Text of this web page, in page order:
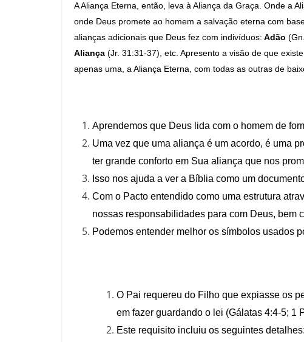
A Aliança Eterna, então, leva à Aliança da Graça. Onde a
onde Deus promete ao homem a salvação eterna com
alianças adicionais que Deus fez com indivíduos: Adão
Aliança (Jr. 31:31-37), etc. Apresento a visão de que
apenas uma, a Aliança Eterna, com todas as outras de
Aprendemos que Deus lida com o homem de
Uma vez que uma aliança é um acordo, é uma
ter grande conforto em Sua aliança que nos
Isso nos ajuda a ver a Bíblia como um
Com o Pacto entendido como uma estrutura
nossas responsabilidades para com Deus, bem
Podemos entender melhor os símbolos usados
O Pai requereu do Filho que expiasse os
em fazer guardando o lei (Gálatas 4:4-5; 1
Este requisito incluiu os seguintes detalhes: